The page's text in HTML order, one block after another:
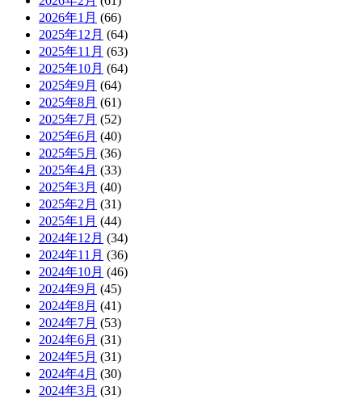
2026年1月 (66)
2025年12月 (64)
2025年11月 (63)
2025年10月 (64)
2025年9月 (64)
2025年8月 (61)
2025年7月 (52)
2025年6月 (40)
2025年5月 (36)
2025年4月 (33)
2025年3月 (40)
2025年2月 (31)
2025年1月 (44)
2024年12月 (34)
2024年11月 (36)
2024年10月 (46)
2024年9月 (45)
2024年8月 (41)
2024年7月 (53)
2024年6月 (31)
2024年5月 (31)
2024年4月 (30)
2024年3月 (31)